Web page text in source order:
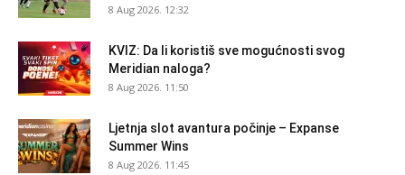
8 Aug 2026. 12:32
KVIZ: Da li koristiš sve mogućnosti svog
Meridian naloga?
8 Aug 2026. 11:50
Ljetnja slot avantura počinje – Expanse
Summer Wins
8 Aug 2026. 11:45